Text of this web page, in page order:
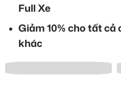
Full Xe
Giảm 10% cho tất cả
khác